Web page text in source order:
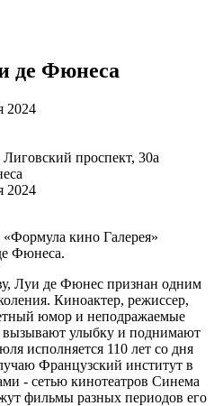
де Фюнеса
2024
проспект, 30а
2024
«Формула кино Галерея»
Фюнеса.
Луи де Фюнес признан одним
Киноактер, режиссер,
юмор и неподражаемые
вызывают улыбку и поднимают
исполняется 110 лет со дня
Французский институт в
- сетью кинотеатров Синема
фильмы разных периодов его